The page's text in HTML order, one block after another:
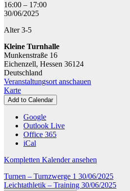
Turnen
-
2
16:00 – 17:00
30/06/2025
Alter 3-5
Kleine Turnhalle
Munkenstraße 16
Eichenzell, Hessen 36124
Deutschland
Veranstaltungsort anschauen
KarteKleine
Turnhalle
Add to Calendar
Google
Outlook Live
Office 365
iCal
Kompletten Kalender ansehen
Beitragsnavigation
Turnen – Turnzwerge 1 30/06/2025
Leichtathletik – Training 30/06/2025